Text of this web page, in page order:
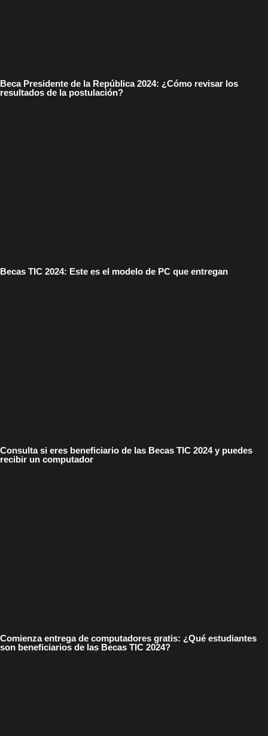
Beca Presidente de la República 2024: ¿Cómo revisar los
resultados de la postulación?
Becas TIC 2024: Este es el modelo de PC que entregan
Consulta si eres beneficiario de las Becas TIC 2024 y puedes
recibir un computador
Comienza entrega de computadores gratis: ¿Qué estudiantes
son beneficiarios de las Becas TIC 2024?